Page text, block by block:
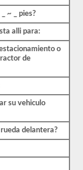
~ _ pies?
alli para:
o
de
su vehiculo
delantera?